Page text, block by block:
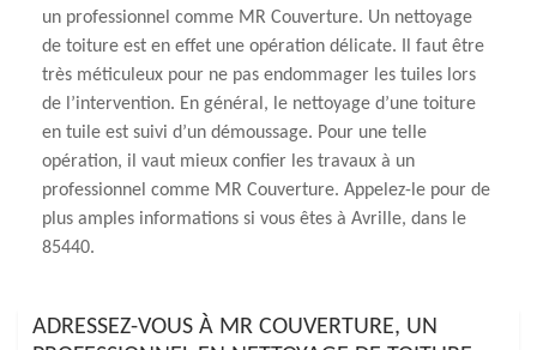
un professionnel comme MR Couverture. Un nettoyage
de toiture est en effet une opération délicate. Il faut être
très méticuleux pour ne pas endommager les tuiles lors
de l’intervention. En général, le nettoyage d’une toiture
en tuile est suivi d’un démoussage. Pour une telle
opération, il vaut mieux confier les travaux à un
professionnel comme MR Couverture. Appelez-le pour de
plus amples informations si vous êtes à Avrille, dans le
85440.
ADRESSEZ-VOUS À MR COUVERTURE, UN